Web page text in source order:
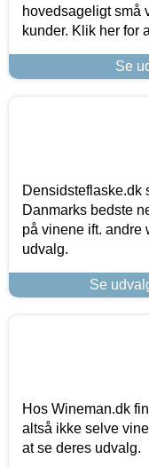
hovedsageligt små
kunder. Klik her for
Se
Densidsteflaske.dk
Danmarks bedste
på vinene ift. andre
udvalg.
Se
Hos Wineman.dk
altså ikke selve
at se deres udvalg.